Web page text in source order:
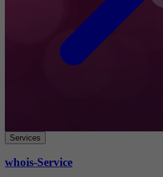
Services
whois-Service